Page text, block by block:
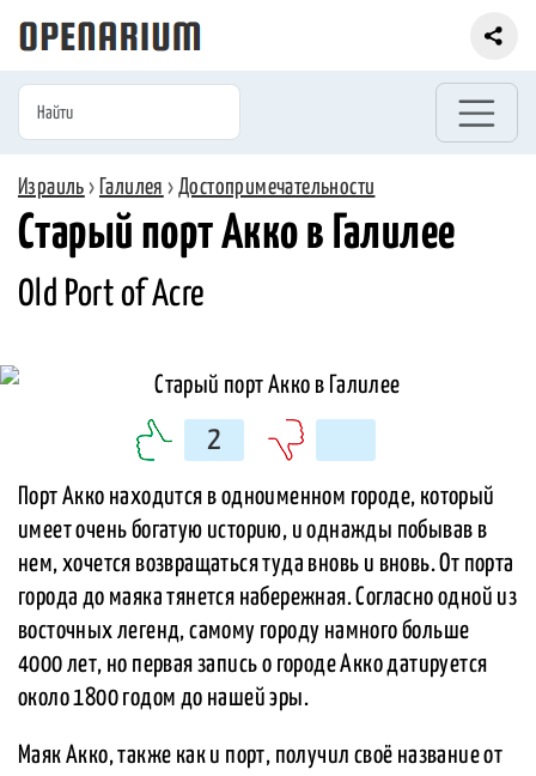
Израиль › Галилея ›Достопримечательности
Старый порт Акко в Галилее
Old Port of Acre
2
Порт Акко находится в одноименном городе, который
имеет очень богатую историю, и однажды побывав в
нем, хочется возвращаться туда вновь и вновь. От порта
города до маяка тянется набережная. Согласно одной из
восточных легенд, самому городу намного больше
4000 лет, но первая запись о городе Акко датируется
около 1800 годом до нашей эры.
Маяк Акко, также как и порт, получил своё название от